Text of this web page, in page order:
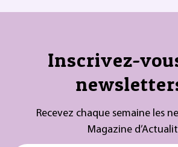
Inscrivez-
Recevez chaque semaine les
Magazine